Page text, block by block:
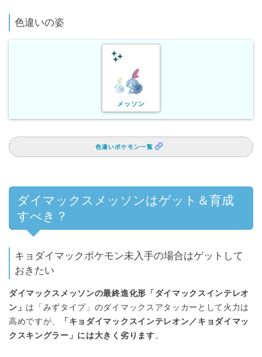
色違いの姿
メッソン
色違いポケモン一覧
ダイマックスメッソンはゲット＆育成
すべき？
キョダイマックポケモン未入手の場合はゲットして
おきたい
ダイマックスメッソンの最終進化形「ダイマックスインテレオ
ン」 は「みずタイプ」のダイマックスアタッカーとして火力は
高めですが、
「キョダイマックスインテレオン／キョダイマッ
クスキングラー」には大きく劣ります。